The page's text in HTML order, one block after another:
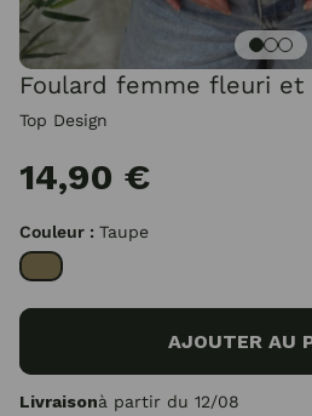
Foulard femme fleuri et
Top Design
14,90 €
Couleur : Taupe
AJOUTER AU
Livraisonà partir du 12/08